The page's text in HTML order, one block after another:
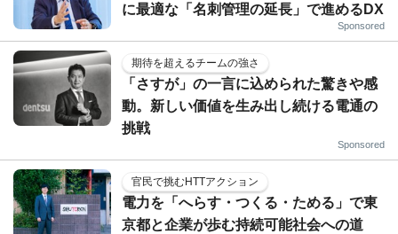
に最適な「名刺管理の延長」で進めるDX
Sponsored
期待を超えるチームの強さ
「さすが」の一言に込められた驚きや感
動。新しい価値を生み出し続ける電通の
挑戦
Sponsored
官民で挑むHTTアクション
電力を「へらす・つくる・ためる」で東
京都と企業が歩む持続可能社会への道